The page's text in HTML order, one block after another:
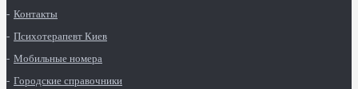
Контакты
Психотерапевт Киев
Мобильные номера
Городские справочники